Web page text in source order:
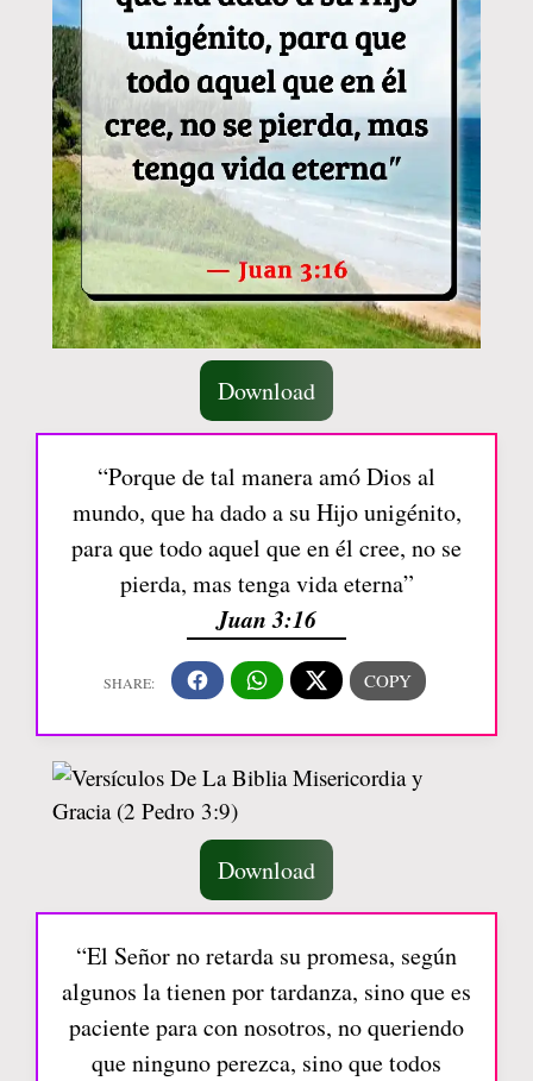
Download
“Porque de tal manera amó Dios al
mundo, que ha dado a su Hijo unigénito,
para que todo aquel que en él cree, no se
pierda, mas tenga vida eterna”
Juan 3:16
Download
“El Señor no retarda su promesa, según
algunos la tienen por tardanza, sino que es
paciente para con nosotros, no queriendo
que ninguno perezca, sino que todos